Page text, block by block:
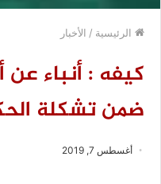
الرئيسية / الأخبار
كيفه : أنباء عن
ضمن تشكلة
أغسطس 7, 2019